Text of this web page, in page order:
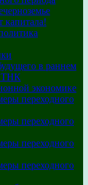
капитала!
в раннем
ТНК
экономике
переходного
переходного
переходного
переходного